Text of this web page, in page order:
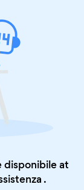
disponibile at
.